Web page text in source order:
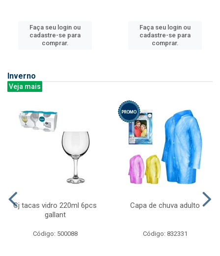
Faça seu login ou
cadastre-se para
comprar.
Faça seu login ou
cadastre-se para
comprar.
Inverno
Veja mais
Cj tacas vidro 220ml 6pcs
gallant
Código: 500088
Capa de chuva adulto
Código: 832331